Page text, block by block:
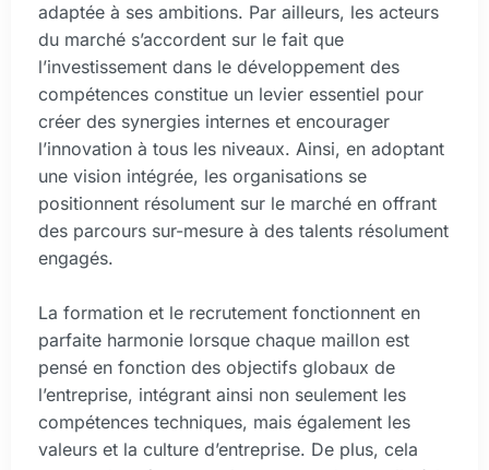
adaptée à ses ambitions. Par ailleurs, les acteurs
du marché s’accordent sur le fait que
l’investissement dans le développement des
compétences constitue un levier essentiel pour
créer des synergies internes et encourager
l’innovation à tous les niveaux. Ainsi, en adoptant
une vision intégrée, les organisations se
positionnent résolument sur le marché en offrant
des parcours sur-mesure à des talents résolument
engagés.
La formation et le recrutement fonctionnent en
parfaite harmonie lorsque chaque maillon est
pensé en fonction des objectifs globaux de
l’entreprise, intégrant ainsi non seulement les
compétences techniques, mais également les
valeurs et la culture d’entreprise. De plus, cela